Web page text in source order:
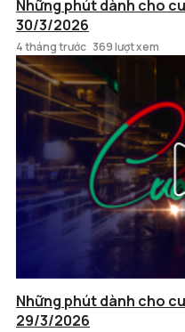
Những phút dành cho
30/3/2026
4 tháng trước 369 lượt xem
Những phút dành cho
29/3/2026